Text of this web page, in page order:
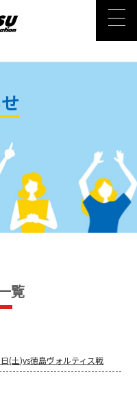
覧
(土)vs徳島ヴォルティス戦